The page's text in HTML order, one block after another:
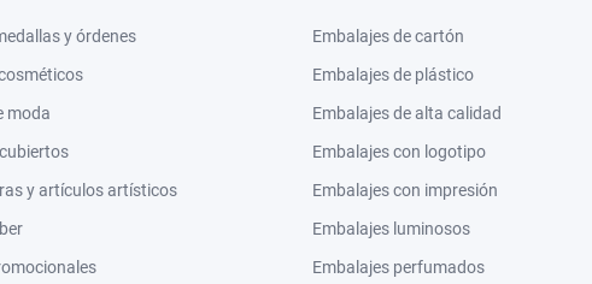
y órdenes
moda
y artículos artísticos
Embalajes de cartón
Embalajes de plástico
Embalajes de alta calidad
Embalajes con logotipo
Embalajes con impresión
Embalajes luminosos
Embalajes perfumados